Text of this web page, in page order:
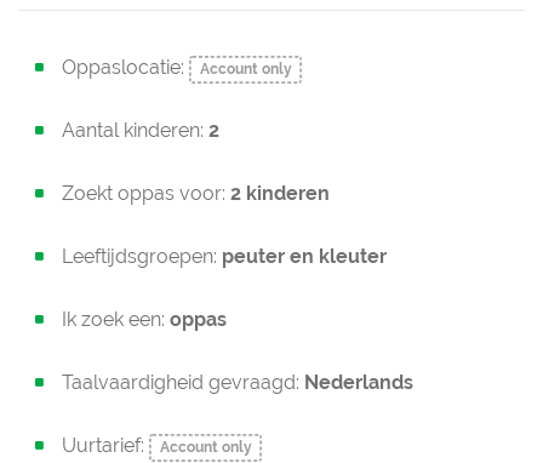
Oppaslocatie: Account only
Aantal kinderen: 2
Zoekt oppas voor: 2 kinderen
Leeftijdsgroepen: peuter en kleuter
Ik zoek een: oppas
Taalvaardigheid gevraagd: Nederlands
Uurtarief: Account only